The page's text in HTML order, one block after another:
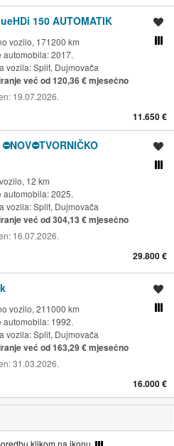
150 AUTOMATIK
vozilo, 171200 km
automobila: 2017.
vozila:Split, Dujmovača
već od 120,36 € mjesečno
19.07.2026.
11.650 €
12 km
automobila: 2025.
vozila:Split, Dujmovača
već od 304,13 € mjesečno
16.07.2026.
29.800 €
vozilo, 211000 km
automobila: 1992.
vozila:Split, Dujmovača
već od 163,29 € mjesečno
31.03.2026.
16.000 €
klikom na ikonu